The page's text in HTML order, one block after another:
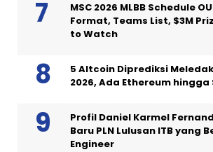
MSC 2026 MLBB Schedule
Format, Teams List, $3M
to Watch
5 Altcoin Diprediksi
2026, Ada Ethereum hingga
Profil Daniel Karmel
Baru PLN Lulusan ITB yang
Engineer